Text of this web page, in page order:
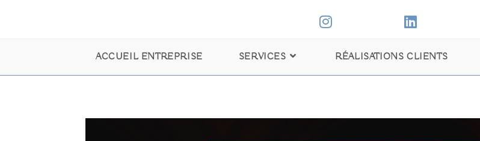
ACCUEIL ENTREPRISE SERVICES RÉALISATIONS CLIENTS